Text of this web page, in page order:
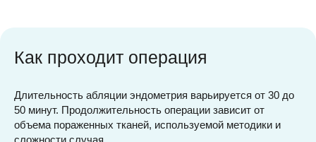
Как проходит операция
Длительность абляции эндометрия варьируется от 30 до
50 минут. Продолжительность операции зависит от
объема пораженных тканей, используемой методики и
сложности случая.